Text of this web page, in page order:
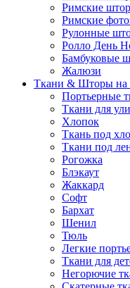
Римские
Римские
Рулонные
Ролло День
Бамбуковые
Жалюзи
Ткани & Шторы на
Портьерные
Ткани для
Хлопок
Ткань под
Ткани под
Рогожка
Блэкаут
Жаккард
Софт
Бархат
Шенил
Тюль
Легкие
Ткани для
Негорючие